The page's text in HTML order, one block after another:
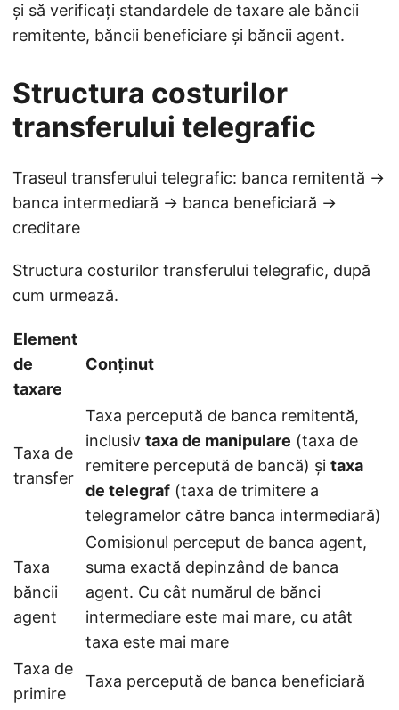
și să verificați standardele de taxare ale băncii
remitente, băncii beneficiare și băncii agent.
Structura costurilor
transferului telegrafic
Traseul transferului telegrafic: banca remitentă →
banca intermediară → banca beneficiară →
creditare
Structura costurilor transferului telegrafic, după
cum urmează.
Element
de
taxare
Conținut
Taxa de
transfer
Taxa percepută de banca remitentă,
inclusiv taxa de manipulare (taxa de
remitere percepută de bancă) și taxa
de telegraf (taxa de trimitere a
telegramelor către banca intermediară)
Taxa
băncii
agent
Comisionul perceput de banca agent,
suma exactă depinzând de banca
agent. Cu cât numărul de bănci
intermediare este mai mare, cu atât
taxa este mai mare
Taxa de
primire
Taxa percepută de banca beneficiară